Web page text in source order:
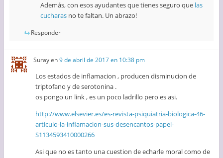
Además, con esos ayudantes que tienes seguro que las
cucharasno te faltan. Un abrazo!
Responder
Surayen9 de abril de 2017 en 10:38 pm
Los estados de inflamacion , producen disminucion de
triptofano y de serotonina .
os pongo un link , es un poco ladrillo pero es asi.
http://www.elsevier.es/es-revista-psiquiatria-biologica-46-
articulo-la-inflamacion-sus-desencantos-papel-
S1134593410000266
Asi que no es tanto una cuestion de echarle moral como de